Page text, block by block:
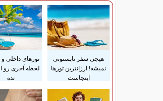
هیچی سفر تابستونی
نمیشه! ارزانترین تورها
اینجاست
تورهای داخلی
لحظه آخری رو
نده